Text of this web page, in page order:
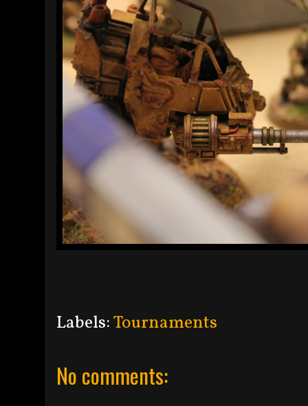
Labels:Tournaments
No comments: